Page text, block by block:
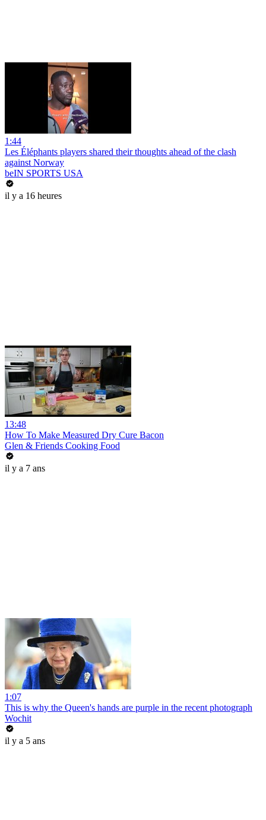
1:44
Les Éléphants players shared their thoughts ahead of the clash
against Norway
beIN SPORTS USA
il y a 16 heures
13:48
How To Make Measured Dry Cure Bacon
Glen & Friends Cooking Food
il y a 7 ans
1:07
This is why the Queen's hands are purple in the recent photograph
Wochit
il y a 5 ans